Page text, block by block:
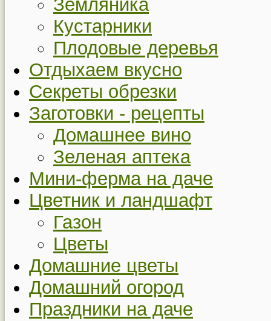
Земляника
Кустарники
Плодовые деревья
Отдыхаем вкусно
Секреты обрезки
Заготовки - рецепты
Домашнее вино
Зеленая аптека
Мини-ферма на даче
Цветник и ландшафт
Газон
Цветы
Домашние цветы
Домашний огород
Праздники на даче